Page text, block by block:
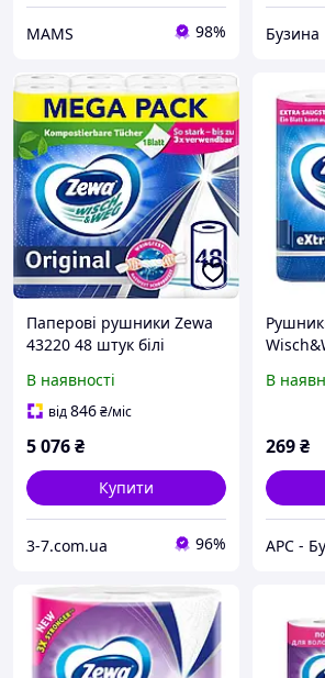
MAMS 98% Бузина
Паперові рушники Zewa
43220 48 штук білі
В наявності
від846₴/міс
5 076₴
Купити
3-7.com.ua 96%
В
269₴